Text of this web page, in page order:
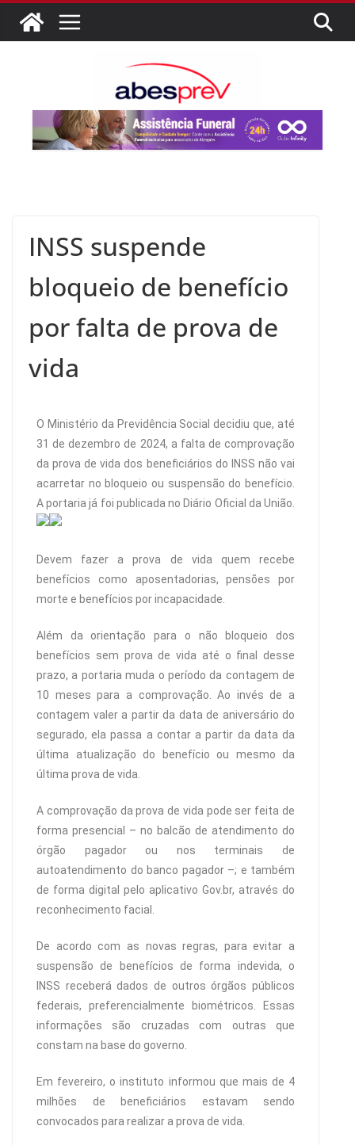
INSS suspende
bloqueio de benefício
por falta de prova de
vida
O Ministério da Previdência Social decidiu que, até
31 de dezembro de 2024, a falta de comprovação
da prova de vida dos beneficiários do INSS não vai
acarretar no bloqueio ou suspensão do benefício.
A portaria já foi publicada no Diário Oficial da União.
Devem fazer a prova de vida quem recebe
benefícios como aposentadorias, pensões por
morte e benefícios por incapacidade.
Além da orientação para o não bloqueio dos
benefícios sem prova de vida até o final desse
prazo, a portaria muda o período da contagem de
10 meses para a comprovação. Ao invés de a
contagem valer a partir da data de aniversário do
segurado, ela passa a contar a partir da data da
última atualização do benefício ou mesmo da
última prova de vida.
A comprovação da prova de vida pode ser feita de
forma presencial – no balcão de atendimento do
órgão pagador ou nos terminais de
autoatendimento do banco pagador –; e também
de forma digital pelo aplicativo Gov.br, através do
reconhecimento facial.
De acordo com as novas regras, para evitar a
suspensão de benefícios de forma indevida, o
INSS receberá dados de outros órgãos públicos
federais, preferencialmente biométricos. Essas
informações são cruzadas com outras que
constam na base do governo.
Em fevereiro, o instituto informou que mais de 4
milhões de beneficiários estavam sendo
convocados para realizar a prova de vida.